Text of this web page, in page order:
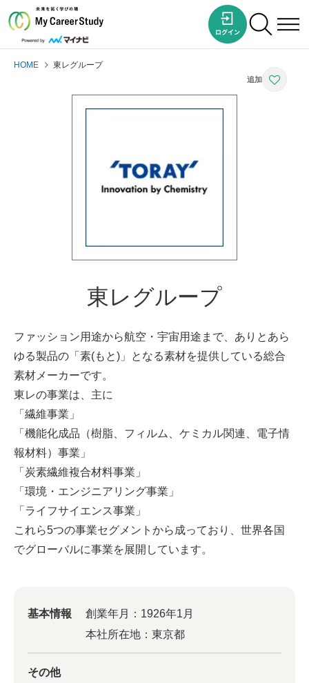
HOME 東レグループ
東レグループ
ファッション用途から航空・宇宙用途まで、ありとあら
ゆる製品の「素(もと)」となる素材を提供している総合
素材メーカーです。
東レの事業は、主に
「繊維事業」
「機能化成品（樹脂、フィルム、ケミカル関連、電子情
報材料）事業」
「炭素繊維複合材料事業」
「環境・エンジニアリング事業」
「ライフサイエンス事業」
これら5つの事業セグメントから成っており、世界各国
でグローバルに事業を展開しています。
基本情報 創業年月： 1926年1月
本社所在地： 東京都
その他